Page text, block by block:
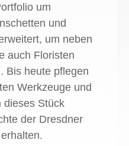
um
und
um neben
auch Floristen
Bis heute pflegen
Werkzeuge und
dieses Stück
der Dresdner